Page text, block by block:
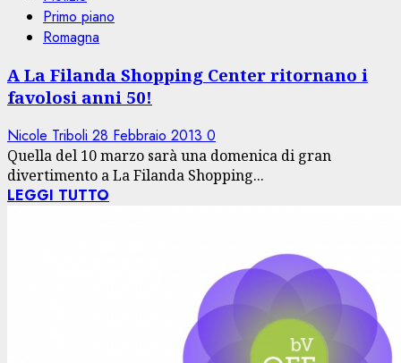
Primo piano
Romagna
A La Filanda Shopping Center ritornano i
favolosi anni 50!
Nicole Triboli 28 Febbraio 2013 0
Quella del 10 marzo sarà una domenica di gran
divertimento a La Filanda Shopping...
LEGGI TUTTO